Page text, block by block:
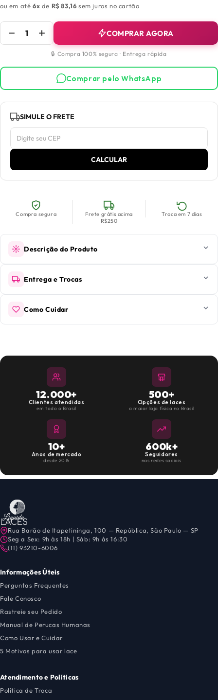
ou em até 6x de R$ 83,16 sem juros no cartão
COMPRAR AGORA
🔒 Compra 100% segura · Entrega rápida
Comprar pelo WhatsApp
SIMULE O FRETE
CALCULAR
Compra segura
Frete grátis acima
R$250
Troca em 7 dias
Descrição do Produto
Entrega e Trocas
Como Cuidar
12.000+
Clientes atendidas
em todo o Brasil
500+
Opções de laces
a maior loja física no Brasil
10+
Anos de mercado
desde 2015
600k+
Seguidores
nas redes sociais
Rua Barão de Itapetininga, 100 — República, São Paulo — SP
Seg a Sex: 9h às 18h | Sáb: 9h às 16:30
(11) 93210-6006
Informações Úteis
Perguntas Frequentes
Fale Conosco
Rastreie seu Pedido
Manual de Perucas Humanas
Como Usar e Cuidar
5 Motivos para usar lace
Atendimento e Políticas
Política de Troca